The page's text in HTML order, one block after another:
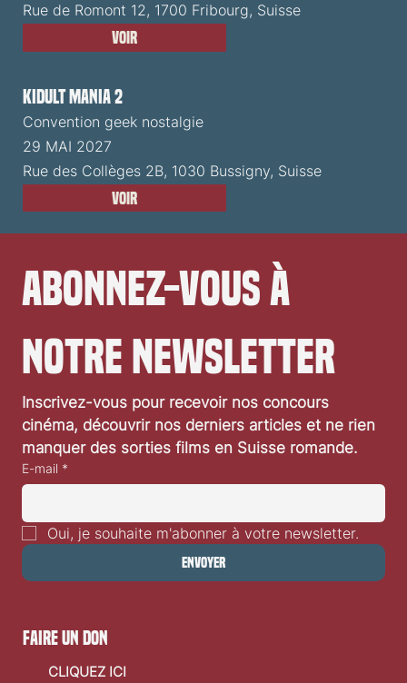
Rue de Romont 12, 1700 Fribourg, Suisse
Voir
Kidult Mania 2
Convention geek nostalgie
29 MAI 2027
Rue des Collèges 2B, 1030 Bussigny, Suisse
Voir
Abonnez-vous à
notre newsletter
Inscrivez-vous pour recevoir nos concours
cinéma, découvrir nos derniers articles et ne rien
manquer des sorties films en Suisse romande.
E-mail *
Oui, je souhaite m'abonner à votre newsletter.
Envoyer
faire un don
CLIQUEZ ICI